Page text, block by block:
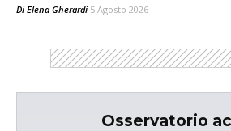
Di Elena Gherardi 5 Agosto 2026
Osservatorio